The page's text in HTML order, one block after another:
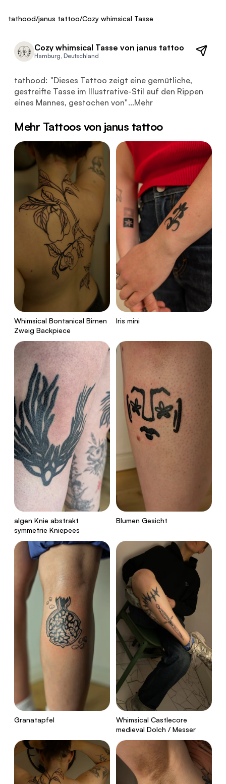
tathood/janus tattoo/Cozy whimsical Tasse
Cozy whimsical Tasse von janus tattoo
Hamburg, Deutschland
Dieses Tattoo zeigt eine gemütliche, gestreifte Tasse
tathood: "Dieses Tattoo zeigt eine gemütliche,
gestreifte Tasse im Illustrative-Stil auf den Rippen
eines Mannes, gestochen von"...Mehr
Mehr Tattoos von janus tattoo
Whimsical Bontanical Birnen
Zweig Backpiece
Iris mini
algen Knie abstrakt
symmetrie Kniepees
Blumen Gesicht
Granatapfel
Whimsical Castlecore
medieval Dolch / Messer